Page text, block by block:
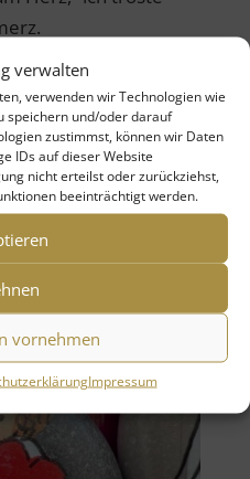
verwalten
verwenden wir Technologien wie
speichern und/oder darauf
zustimmst, können wir Daten
IDs auf dieser Website
nicht erteilst oder zurückziehst,
beeinträchtigt werden.
vornehmen
Impressum
Wegen, voll
Segen.